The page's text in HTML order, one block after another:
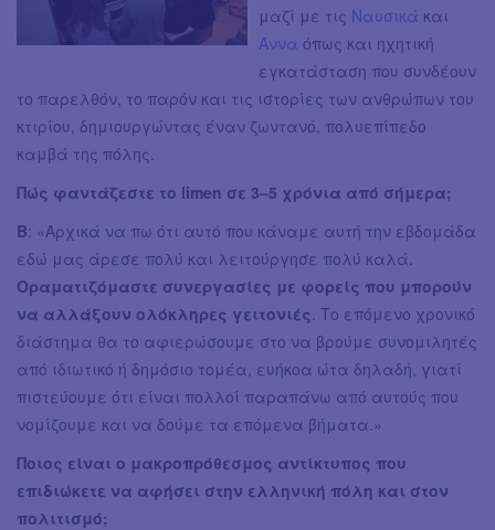
μαζί με τις Ναυσικά και
Άννα όπως και ηχητική
εγκατάσταση που συνδέουν
το παρελθόν, το παρόν και τις ιστορίες των ανθρώπων του
κτιρίου, δημιουργώντας έναν ζωντανό, πολυεπίπεδο
καμβά της πόλης.
Πώς φαντάζεστε το limen σε 3–5 χρόνια από σήμερα;
Β: «Αρχικά να πω ότι αυτό που κάναμε αυτή την εβδομάδα
εδώ μας άρεσε πολύ και λειτούργησε πολύ καλά.
Οραματιζόμαστε συνεργασίες με φορείς που μπορούν
να αλλάξουν ολόκληρες γειτονιές . Το επόμενο χρονικό
διάστημα θα το αφιερώσουμε στο να βρούμε συνομιλητές
από ιδιωτικό ή δημόσιο τομέα, ευήκοα ώτα δηλαδή, γιατί
πιστεύουμε ότι είναι πολλοί παραπάνω από αυτούς που
νομίζουμε και να δούμε τα επόμενα βήματα.»
Ποιος είναι ο μακροπρόθεσμος αντίκτυπος που
επιδιώκετε να αφήσει στην ελληνική πόλη και στον
πολιτισμό;